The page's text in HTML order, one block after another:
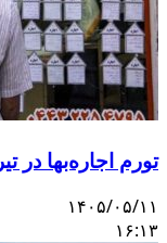
تورم اجاره‌بها در تیرماه به
۱۴۰۵/۰۵/۱۱
۱۶:۱۳